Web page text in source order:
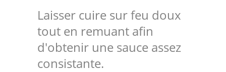
Laisser cuire sur feu doux
tout en remuant afin
d'obtenir une sauce assez
consistante.